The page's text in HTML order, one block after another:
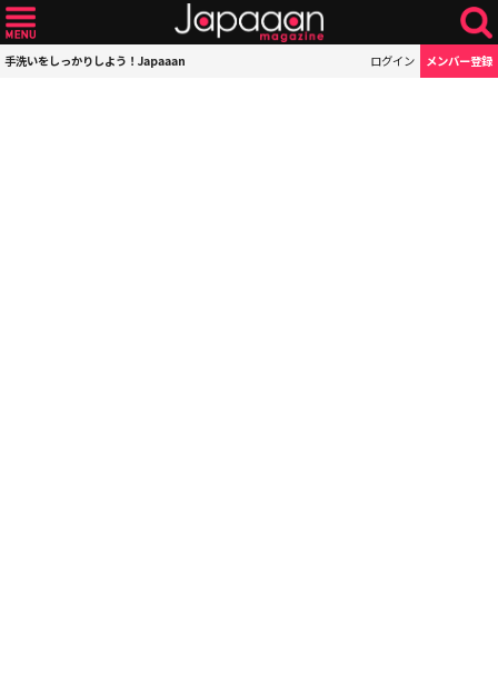
手洗いをしっかりしよう！Japaaan ログイン メンバー登録